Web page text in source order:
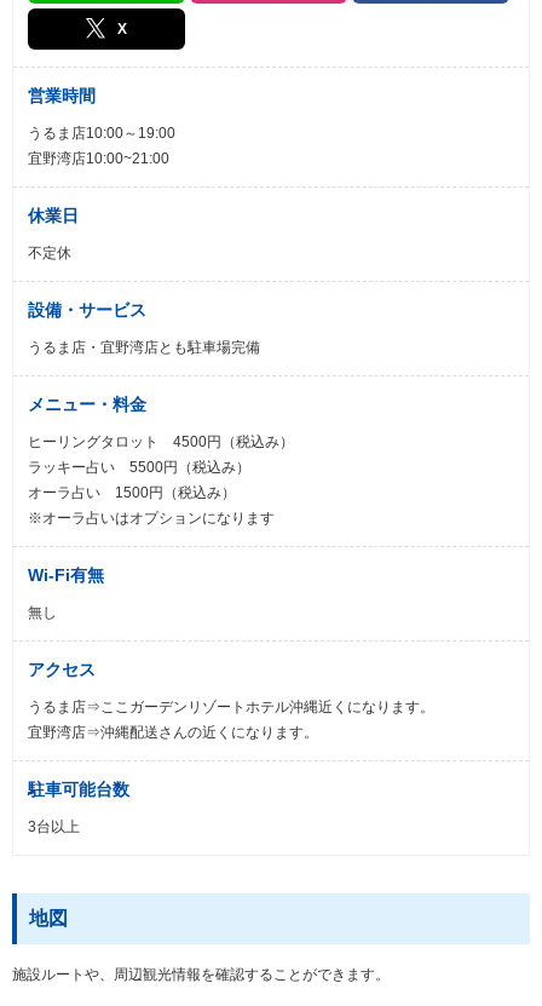
X
営業時間
うるま店10:00～19:00
宜野湾店10:00~21:00
休業日
不定休
設備・サービス
うるま店・宜野湾店とも駐車場完備
メニュー・料金
ヒーリングタロット 4500円（税込み）
ラッキー占い 5500円（税込み）
オーラ占い 1500円（税込み）
※オーラ占いはオプションになります
Wi-Fi有無
無し
アクセス
うるま店⇒ここガーデンリゾートホテル沖縄近くになります。
宜野湾店⇒沖縄配送さんの近くになります。
駐車可能台数
3台以上
地図
施設ルートや、周辺観光情報を確認することができます。